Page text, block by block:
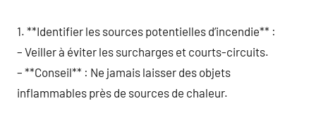
1. **Identifier les sources potentielles d’incendie** :
– Veiller à éviter les surcharges et courts-circuits.
– **Conseil** : Ne jamais laisser des objets
inflammables près de sources de chaleur.